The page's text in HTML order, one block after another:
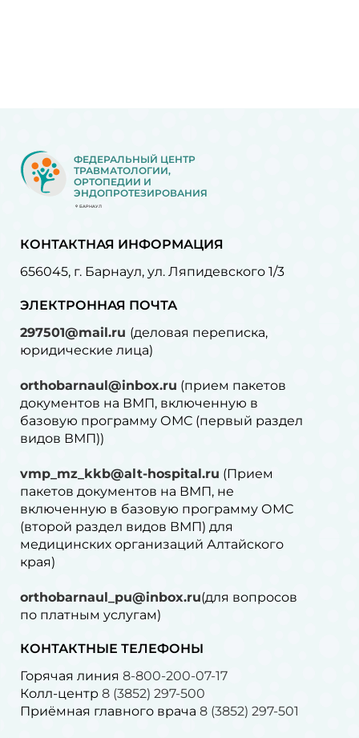
ФЕДЕРАЛЬНЫЙ ЦЕНТР
ТРАВМАТОЛОГИИ,
ОРТОПЕДИИ И
ЭНДОПРОТЕЗИРОВАНИЯ
БАРНАУЛ
КОНТАКТНАЯ ИНФОРМАЦИЯ
656045, г. Барнаул, ул. Ляпидевского 1/3
ЭЛЕКТРОННАЯ ПОЧТА
297501@mail.ru (деловая переписка,
юридические лица)
orthobarnaul@inbox.ru (прием пакетов
документов на ВМП, включенную в
базовую программу ОМС (первый раздел
видов ВМП))
vmp_mz_kkb@alt-hospital.ru (Прием
пакетов документов на ВМП, не
включенную в базовую программу ОМС
(второй раздел видов ВМП) для
медицинских организаций Алтайского
края)
orthobarnaul_pu@inbox.ru(для вопросов
по платным услугам)⁠
КОНТАКТНЫЕ ТЕЛЕФОНЫ
Горячая линия 8-800-200-07-17
Колл-центр 8 (3852) 297-500
Приёмная главного врача 8 (3852) 297-501